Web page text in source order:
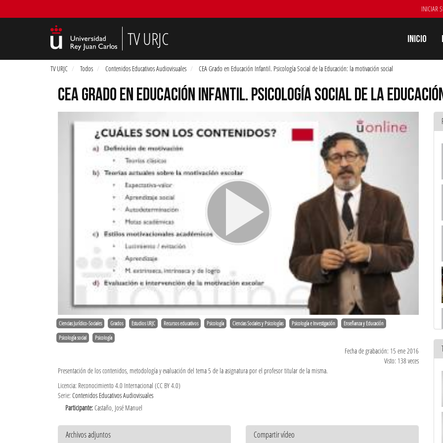
INICIAR
TV URJC Inicio
TV URJC Todos Contenidos Educativos Audiovisuales CEA Grado en Educación Infantil. Psicología Social de la Educación: la motivación social
CEA GRADO EN EDUCACIÓN INFANTIL. PSICOLOGÍA SOCIAL DE LA
Ciencias Jurídico-Sociales Grados Estudios URJC Recursos educativos Psicología Ciencias Sociales y Psicologías Psicología e Investigación Enseñanza y Educación
Psicología social Psicología
Fecha de grabación: 15 ene 2016
Visto: 138 veces
Presentación de los contenidos, metodología y evaluación del tema 5 de la asignatura por el profesor titular de la misma.
Licencia: Reconocimiento 4.0 Internacional (CC BY 4.0)
Serie: Contenidos Educativos Audiovisuales
Participante:Castaño, José Manuel
Archivos adjuntos Compartir vídeo